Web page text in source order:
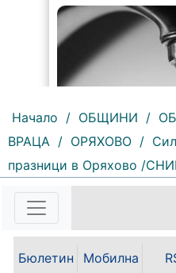
185 | 2026-08-07
"Водоснабдяване и
ООД – Враца
възникнала аварийна
спряно
ул."Никола Вапцаров"
07.08.2026г. до
Начало / ОБЩИНИ /
ВРАЦА / ОРЯХОВО /
празници в Оряхово /
Бюлетин
Мобилна